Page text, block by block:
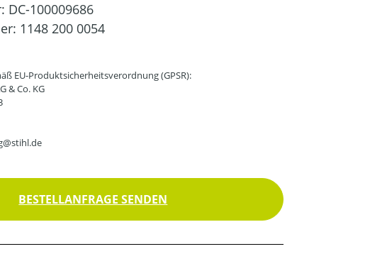
DC-100009686
1148 200 0054
EU-Produktsicherheitsverordnung (GPSR):
& Co. KG
BESTELLANFRAGE SENDEN